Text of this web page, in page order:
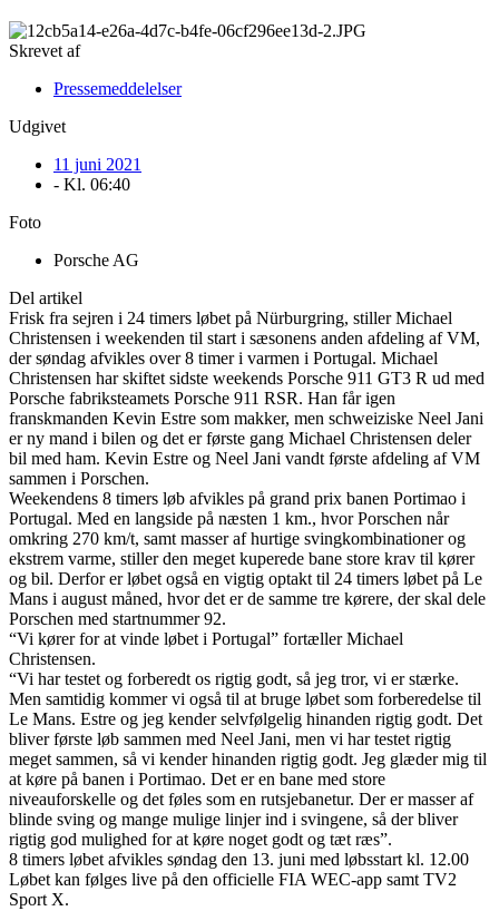
Skrevet af
Pressemeddelelser
Udgivet
11 juni 2021
- Kl. 06:40
Foto
Porsche AG
Del artikel
Frisk fra sejren i 24 timers løbet på Nürburgring, stiller Michael
Christensen i weekenden til start i sæsonens anden afdeling af VM,
der søndag afvikles over 8 timer i varmen i Portugal. Michael
Christensen har skiftet sidste weekends Porsche 911 GT3 R ud med
Porsche fabriksteamets Porsche 911 RSR. Han får igen
franskmanden Kevin Estre som makker, men schweiziske Neel Jani
er ny mand i bilen og det er første gang Michael Christensen deler
bil med ham. Kevin Estre og Neel Jani vandt første afdeling af VM
sammen i Porschen.
Weekendens 8 timers løb afvikles på grand prix banen Portimao i
Portugal. Med en langside på næsten 1 km., hvor Porschen når
omkring 270 km/t, samt masser af hurtige svingkombinationer og
ekstrem varme, stiller den meget kuperede bane store krav til kører
og bil. Derfor er løbet også en vigtig optakt til 24 timers løbet på Le
Mans i august måned, hvor det er de samme tre kørere, der skal dele
Porschen med startnummer 92.
“Vi kører for at vinde løbet i Portugal” fortæller Michael
Christensen.
“Vi har testet og forberedt os rigtig godt, så jeg tror, vi er stærke.
Men samtidig kommer vi også til at bruge løbet som forberedelse til
Le Mans. Estre og jeg kender selvfølgelig hinanden rigtig godt. Det
bliver første løb sammen med Neel Jani, men vi har testet rigtig
meget sammen, så vi kender hinanden rigtig godt. Jeg glæder mig til
at køre på banen i Portimao. Det er en bane med store
niveauforskelle og det føles som en rutsjebanetur. Der er masser af
blinde sving og mange mulige linjer ind i svingene, så der bliver
rigtig god mulighed for at køre noget godt og tæt ræs”.
8 timers løbet afvikles søndag den 13. juni med løbsstart kl. 12.00
Løbet kan følges live på den officielle FIA WEC-app samt TV2
Sport X.